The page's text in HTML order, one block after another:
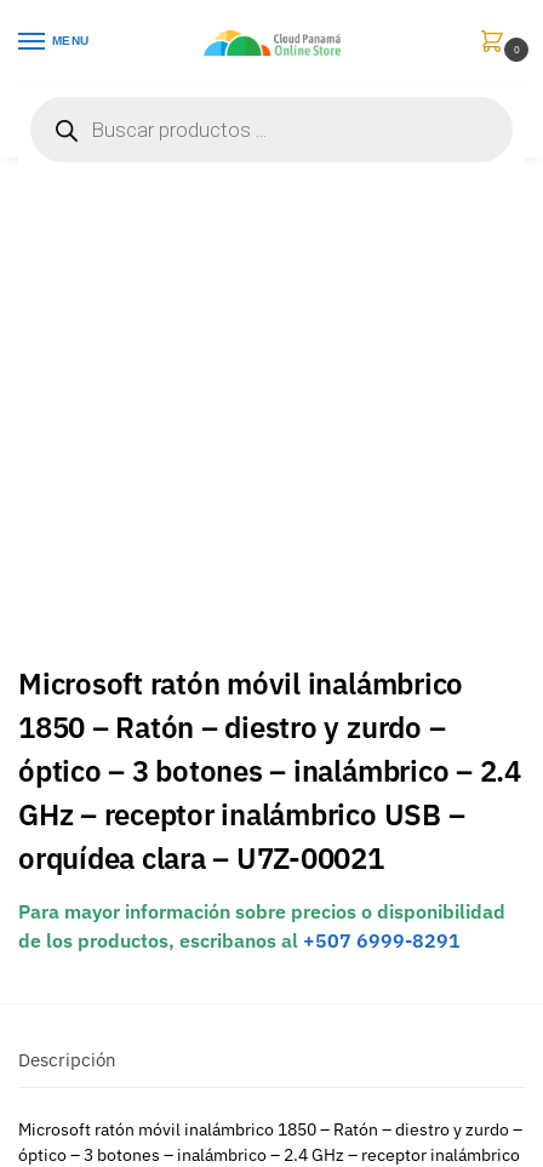
MENU
0
Microsoft ratón móvil inalámbrico
1850 – Ratón – diestro y zurdo –
óptico – 3 botones – inalámbrico – 2.4
GHz – receptor inalámbrico USB –
orquídea clara – U7Z-00021
Para mayor información sobre precios o disponibilidad
de los productos, escribanos al +507 6999-8291
Descripción
Microsoft ratón móvil inalámbrico 1850 – Ratón – diestro y zurdo –
óptico – 3 botones – inalámbrico – 2.4 GHz – receptor inalámbrico